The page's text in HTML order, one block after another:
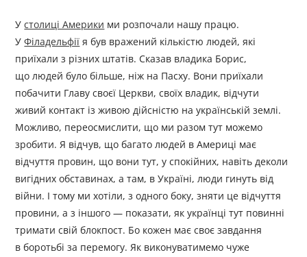
Устолиці Америки ми розпочали нашу працю.
УФіладельфії я був вражений кількістю людей, які
приїхали з різних штатів. Сказав владика Борис,
що людей було більше, ніж на Пасху. Вони приїхали
побачити Главу своєї Церкви, своїх владик, відчути
живий контакт із живою дійсністю на українській землі.
Можливо, переосмислити, що ми разом тут можемо
зробити. Я відчув, що багато людей в Америці має
відчуття провин, що вони тут, у спокійних, навіть деколи
вигідних обставинах, а там, в Україні, люди гинуть від
війни. І тому ми хотіли, з одного боку, зняти це відчуття
провини, а з іншого — показати, як українці тут повинні
тримати свій блокпост. Бо кожен має своє завдання
в боротьбі за перемогу. Як виконуватимемо чуже